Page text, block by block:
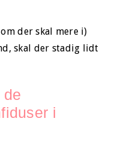
der skal mere i)
skal der stadig lidt
de
i